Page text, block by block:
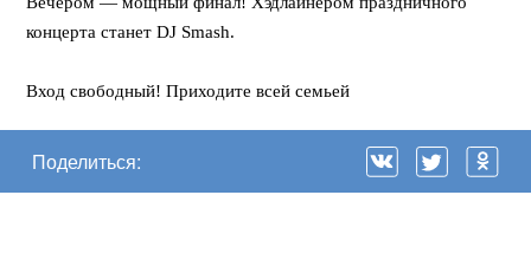
концерта станет DJ Smash.
Вход свободный! Приходите всей семьей
Поделиться: